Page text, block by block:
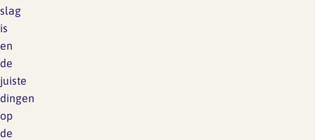
slag
is
en
de
juiste
dingen
op
de